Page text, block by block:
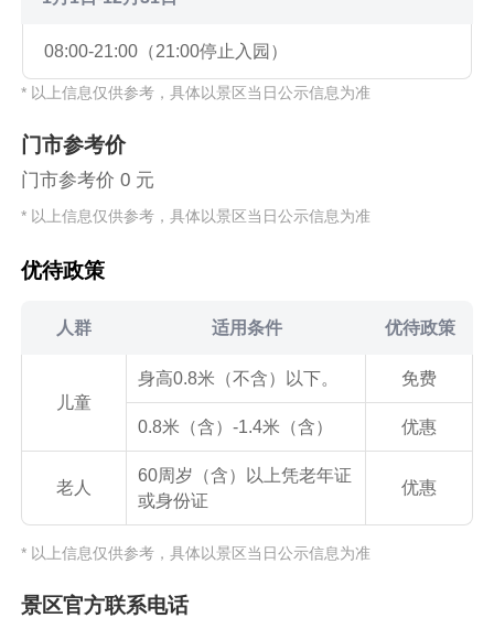
08:00-21:00（21:00停止入园）
* 以上信息仅供参考，具体以景区当日公示信息为准
门市参考价
门市参考价 0 元
* 以上信息仅供参考，具体以景区当日公示信息为准
优待政策
人群 适用条件 优待政策
儿童
身高0.8米（不含）以下。 免费
0.8米（含）-1.4米（含） 优惠
老人
60周岁（含）以上凭老年证
或身份证
优惠
* 以上信息仅供参考，具体以景区当日公示信息为准
景区官方联系电话